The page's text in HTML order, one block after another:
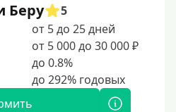
Беру
5
от 5 до 25 дней
от 5 000 до 30 000 ₽
до 0.8%